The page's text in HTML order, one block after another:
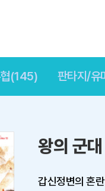
(145) 판타지/
왕의 군대
갑신정변의 혼